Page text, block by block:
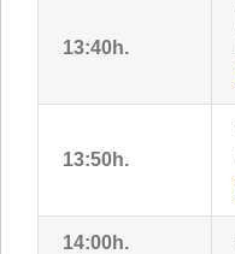
13:40h.
13:50h.
14:00h.